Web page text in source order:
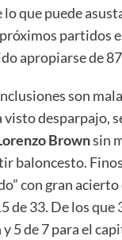
que puede
partidos
apropiarse de
son
visto desparpajo,
Brownsin
baloncesto.
con gran acierto
de 33. De los que
5 de 7 para el